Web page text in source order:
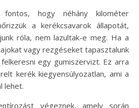
hogy néhány kilométer
a kerékcsavarok állapotát,
róla, nem lazultak-e meg. Ha a
vagy rezgéseket tapasztalunk
egy gumiszervizt. Ez arra
kerék kiegyensúlyozatlan, ami a
lehet.
végeznek, amely során